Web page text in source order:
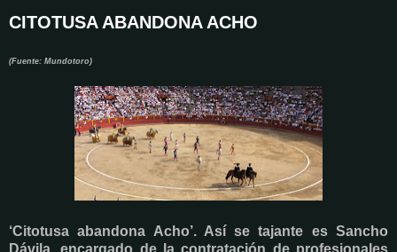
CITOTUSA ABANDONA ACHO
(Fuente: Mundotoro)
‘Citotusa abandona Acho’. Así se tajante es Sancho
Dávila, encargado de la contratación de profesionales